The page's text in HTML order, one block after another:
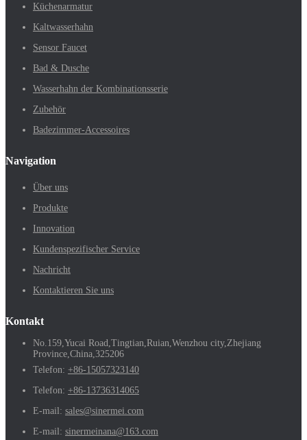
Küchenarmatur
Kaltwasserhahn
Sensor Faucet
Bad & Dusche
Wasserhahn der Kombinationsserie
Zubehör
Badezimmer-Accessoires
Navigation
Über uns
Produkte
Innovation
Kundenspezifischer Service
Nachricht
Kontaktieren Sie uns
Kontakt
No.159,Yucai Road,Tingtian,Ruian,Wenzhou city,Zhejiang
Province,China,325206
Telefon: +86-15057323140
Telefon: +86-13736314065
E-mail: sales@sinermei.com
E-mail: sinermeinana@163.com